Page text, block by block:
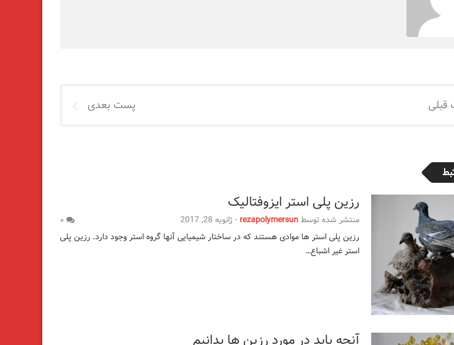
پست بعدی
رزین پلی استر ایزوفتالیک
منتشر شده توسطrezapolymersun
-ژانویه 28, 2017
رزین پلی استر ها موادی هستند که در ساختار شیمیایی آنها گروه استر وجود دارد. رزین پلی
استر غیر اشباع…
آنچه باید در مورد رزین ها بدانیم